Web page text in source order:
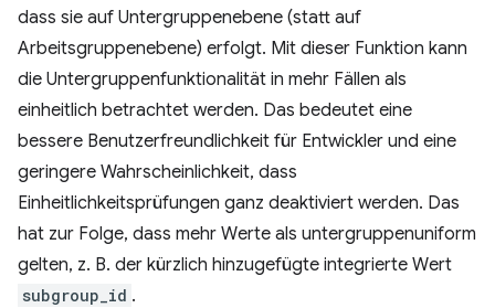
dass sie auf Untergruppenebene (statt auf
Arbeitsgruppenebene) erfolgt. Mit dieser Funktion kann
die Untergruppenfunktionalität in mehr Fällen als
einheitlich betrachtet werden. Das bedeutet eine
bessere Benutzerfreundlichkeit für Entwickler und eine
geringere Wahrscheinlichkeit, dass
Einheitlichkeitsprüfungen ganz deaktiviert werden. Das
hat zur Folge, dass mehr Werte als untergruppenuniform
gelten, z. B. der kürzlich hinzugefügte integrierte Wert
subgroup_id .